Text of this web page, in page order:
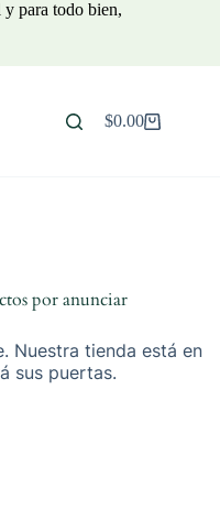
para todo bien,
Carro
$0.00
por anunciar
Nuestra tienda está en
sus puertas.